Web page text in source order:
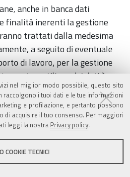
nel miglior modo possibile, questo sito
raccolgono i tuoi dati e le tue informazioni
e profilazione, e pertanto possono
di acquisire il tuo consenso. Per maggiori
leggi la nostra Privacy policy.
COOKIE TECNICI
anche in banca dati
finalità inerenti la gestione
trattati dalla medesima
a seguito di eventuale
di lavoro, per la gestione
e utilizzo dei dati è
comunicazione e
alle stesse procedure. Tali
ad accesso da
portatori di un concreto
22 della L. 241/90 e
ed integrazioni nonché per